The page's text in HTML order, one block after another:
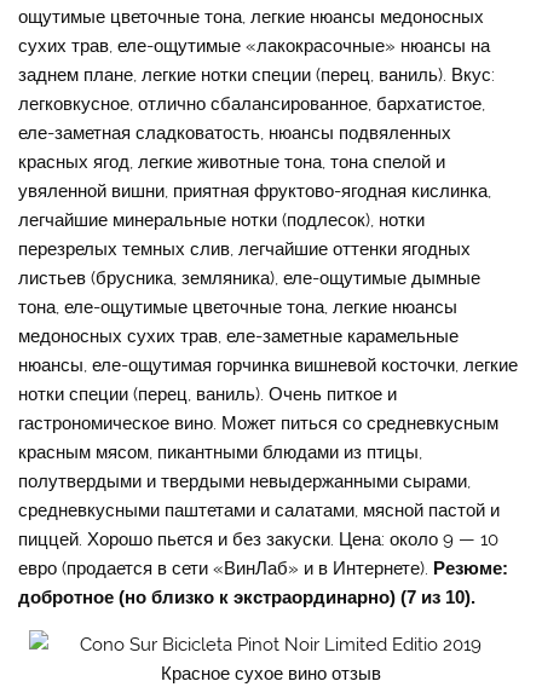
ощутимые цветочные тона, легкие нюансы медоносных
сухих трав, еле-ощутимые «лакокрасочные» нюансы на
заднем плане, легкие нотки специи (перец, ваниль). Вкус:
легковкусное, отлично сбалансированное, бархатистое,
еле-заметная сладковатость, нюансы подвяленных
красных ягод, легкие животные тона, тона спелой и
увяленной вишни, приятная фруктово-ягодная кислинка,
легчайшие минеральные нотки (подлесок), нотки
перезрелых темных слив, легчайшие оттенки ягодных
листьев (брусника, земляника), еле-ощутимые дымные
тона, еле-ощутимые цветочные тона, легкие нюансы
медоносных сухих трав, еле-заметные карамельные
нюансы, еле-ощутимая горчинка вишневой косточки, легкие
нотки специи (перец, ваниль). Очень питкое и
гастрономическое вино. Может питься со средневкусным
красным мясом, пикантными блюдами из птицы,
полутвердыми и твердыми невыдержанными сырами,
средневкусными паштетами и салатами, мясной пастой и
пиццей. Хорошо пьется и без закуски. Цена: около 9 — 10
евро (продается в сети «ВинЛаб» и в Интернете). Резюме:
добротное (но близко к экстраординарно) (7 из 10).